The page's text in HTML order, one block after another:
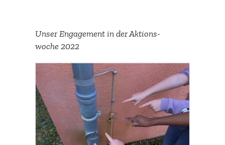
Unser Engagement in der Aktions­
woche 2022